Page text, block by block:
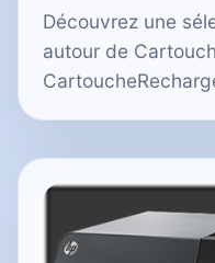
Découvrez une
autour de